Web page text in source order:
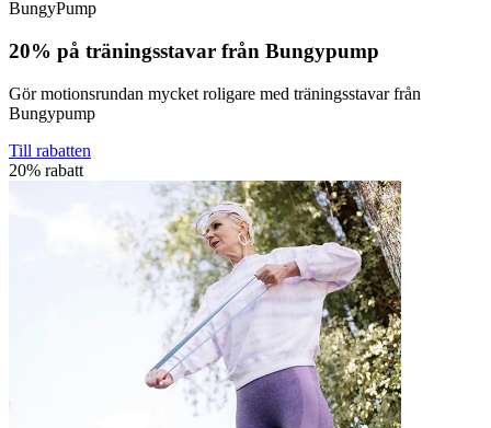
BungyPump
20% på träningsstavar från Bungypump
Gör motionsrundan mycket roligare med träningsstavar från
Bungypump
Till rabatten
20% rabatt